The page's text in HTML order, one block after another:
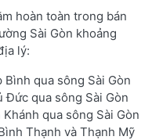
hoàn toàn trong bán
Sài Gòn khoảng
lý:
qua sông Sài Gòn
Đức qua sông Sài Gòn
qua sông Sài Gòn
Thạnh và Thạnh Mỹ